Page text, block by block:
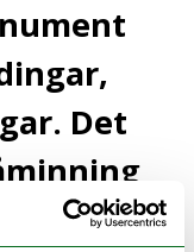
Det